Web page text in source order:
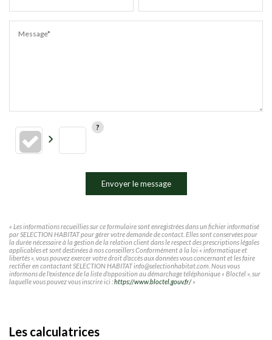
Message*
Envoyer le message
« Les informations recueillies sur ce formulaire sont enregistrées dans un fichier informatisé
par SELECTION HABITAT pour gérer votre demande de contact. Elles sont conservées pour
la durée nécessaire à la gestion de la relation client dans le respect des prescriptions légales
applicables et sont destinées à nos conseillers Conformément à la loi « informatique et
libertés », vous pouvez exercer votre droit d'accès aux données vous concernant et les faire
rectifier en contactant SELECTION HABITAT info@selectionhabitat.com. Nous vous
informons de l'existence de la liste d'opposition au démarchage téléphonique « Bloctel », sur
laquelle vous pouvez vous inscrire ici :https://www.bloctel.gouv.fr/»
Les calculatrices